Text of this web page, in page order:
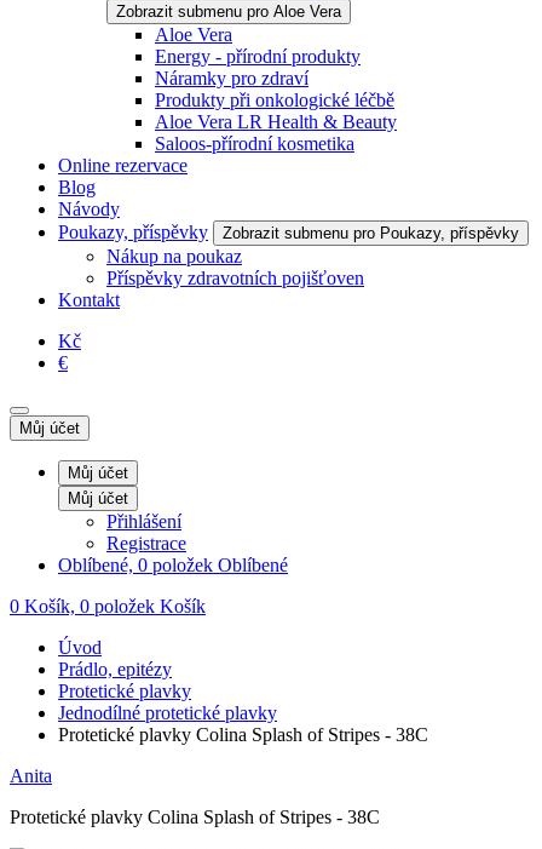
Zobrazit submenu pro Aloe Vera
Aloe Vera
Energy - přírodní produkty
Náramky pro zdraví
Produkty při onkologické léčbě
Aloe Vera LR Health & Beauty
Saloos-přírodní kosmetika
Online rezervace
Blog
Návody
Poukazy, příspěvky
Zobrazit submenu pro Poukazy, příspěvky
Nákup na poukaz
Příspěvky zdravotních pojišťoven
Kontakt
Kč
€
Můj účet
Můj účet
Můj účet
Přihlášení
Registrace
Oblíbené, 0 položek Oblíbené
0 Košík, 0 položek Košík
Úvod
Prádlo, epitézy
Protetické plavky
Jednodílné protetické plavky
Protetické plavky Colina Splash of Stripes - 38C
Anita
Protetické plavky Colina Splash of Stripes - 38C